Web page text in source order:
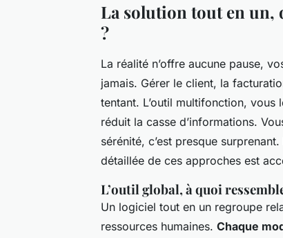
La solution tout en un,
?
La réalité n’offre aucune pause,
jamais. Gérer le client, la
tentant. L’outil multifonction,
réduit la casse d’informations.
sérénité, c’est presque
détaillée de ces approches est
L’outil global, à quoi
Un logiciel tout en un regroupe
ressources humaines. Chaque